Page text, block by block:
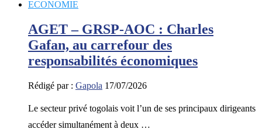
ECONOMIE
AGET – GRSP-AOC : Charles
Gafan, au carrefour des
responsabilités économiques
Rédigé par : Gapola 17/07/2026
Le secteur privé togolais voit l’un de ses principaux dirigeants
accéder simultanément à deux …